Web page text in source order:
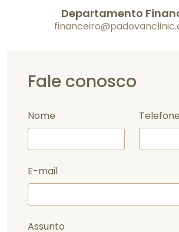
Departamento
Fale conosco
Nome
E-mail
Assunto